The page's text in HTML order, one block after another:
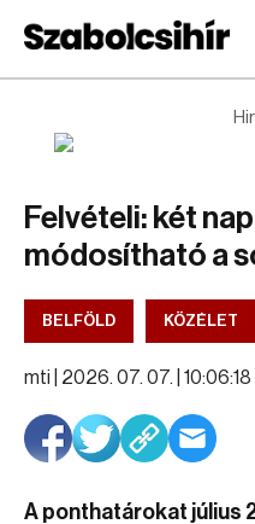
Felvételi: két
módosítható a
BELFÖLD KÖZÉLET
mti | 2026. 07. 07. | 10:06:18
A ponthatárokat július